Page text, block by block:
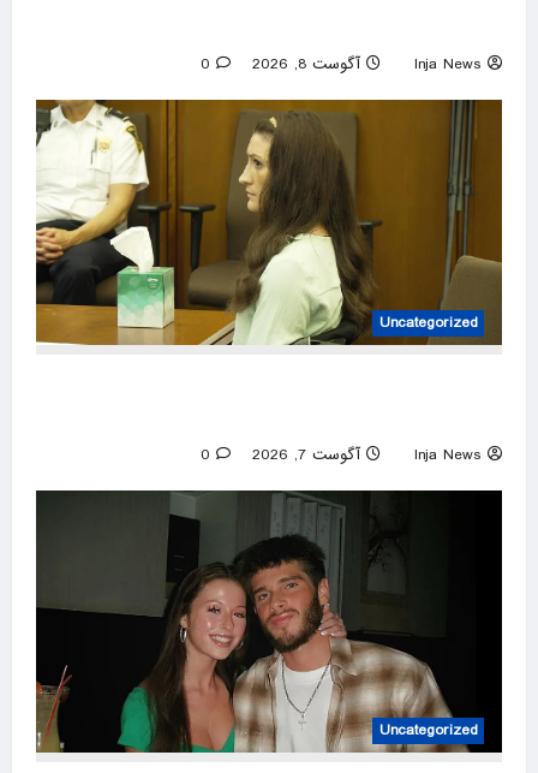
Inja News آگوست 8, 2026 0
Uncategorized
Inja News آگوست 7, 2026 0
Uncategorized